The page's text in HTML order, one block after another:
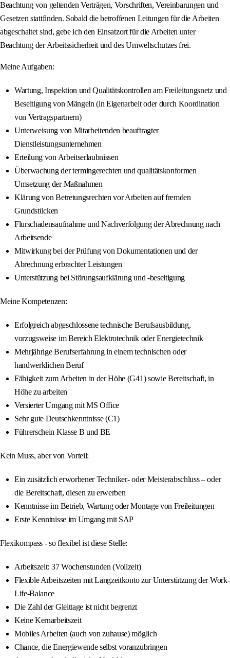
Beachtung von geltenden Verträgen, Vorschriften, Vereinbarungen und
Gesetzen stattfinden. Sobald die betroffenen Leitungen für die Arbeiten
abgeschaltet sind, gebe ich den Einsatzort für die Arbeiten unter
Beachtung der Arbeitssicherheit und des Umweltschutzes frei.
Meine Aufgaben:
Wartung, Inspektion und Qualitätskontrollen am Freileitungsnetz und
Beseitigung von Mängeln (in Eigenarbeit oder durch Koordination
von Vertragspartnern)
Unterweisung von Mitarbeitenden beauftragter
Dienstleistungsunternehmen
Erteilung von Arbeitserlaubnissen
Überwachung der termingerechten und qualitätskonformen
Umsetzung der Maßnahmen
Klärung von Betretungsrechten vor Arbeiten auf fremden
Grundstücken
Flurschadensaufnahme und Nachverfolgung der Abrechnung nach
Arbeitsende
Mitwirkung bei der Prüfung von Dokumentationen und der
Abrechnung erbrachter Leistungen
Unterstützung bei Störungsaufklärung und -beseitigung
Meine Kompetenzen:
Erfolgreich abgeschlossene technische Berufsausbildung,
vorzugsweise im Bereich Elektrotechnik oder Energietechnik
Mehrjährige Berufserfahrung in einem technischen oder
handwerklichen Beruf
Fähigkeit zum Arbeiten in der Höhe (G41) sowie Bereitschaft, in
Höhe zu arbeiten
Versierter Umgang mit MS Office
Sehr gute Deutschkenntnisse (C1)
Führerschein Klasse B und BE
Kein Muss, aber von Vorteil:
Ein zusätzlich erworbener Techniker- oder Meisterabschluss – oder
die Bereitschaft, diesen zu erwerben
Kenntnisse im Betrieb, Wartung oder Montage von Freileitungen
Erste Kenntnisse im Umgang mit SAP
Flexikompass - so flexibel ist diese Stelle:
Arbeitszeit: 37 Wochenstunden (Vollzeit)
Flexible Arbeitszeiten mit Langzeitkonto zur Unterstützung der Work-
Life-Balance
Die Zahl der Gleittage ist nicht begrenzt
Keine Kernarbeitszeit
Mobiles Arbeiten (auch von zuhause) möglich
Chance, die Energiewende selbst voranzubringen